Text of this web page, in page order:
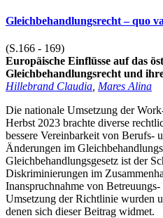
Gleichbehandlungsrecht – quo
(S.166 - 169)
Europäische Einflüsse auf das
Gleichbehandlungsrecht und
Hillebrand Claudia Mares Alina
Die nationale Umsetzung der
Herbst 2023 brachte diverse
bessere Vereinbarkeit von Berufs-
Änderungen im
Gleichbehandlungsgesetz ist der
Diskriminierungen im
Inanspruchnahme von
Umsetzung der Richtlinie wurden
denen sich dieser Beitrag widmet.